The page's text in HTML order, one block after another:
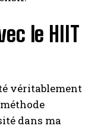
le HIIT
véritablement
dans ma